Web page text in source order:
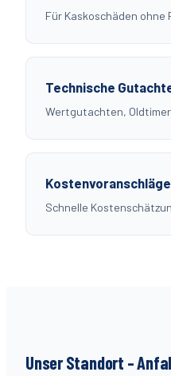
Für Kaskoschäden ohne
Technische
Wertgutachten,
Kostenvoranschläge
Schnelle
Unser Standort –